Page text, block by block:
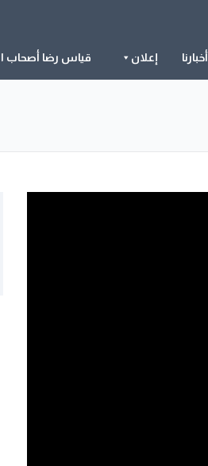
أخبارنا إعلان قياس رضا أصحاب